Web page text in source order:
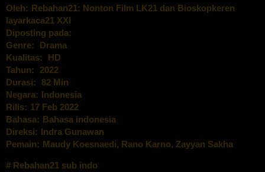
Oleh: Rebahan21: Nonton Film LK21 dan Bioskopkeren
layarkaca21 XXI
Diposting pada:
Genre:
Drama
Kualitas:
HD
Tahun:
2022
Durasi: 82 Min
Negara: Indonesia
Rilis: 17 Feb 2022
Bahasa: Bahasa indonesia
Direksi: Indra Gunawan
Pemain: Maudy Koesnaedi, Rano Karno, Zayyan Sakha
Rebahan21 sub indo